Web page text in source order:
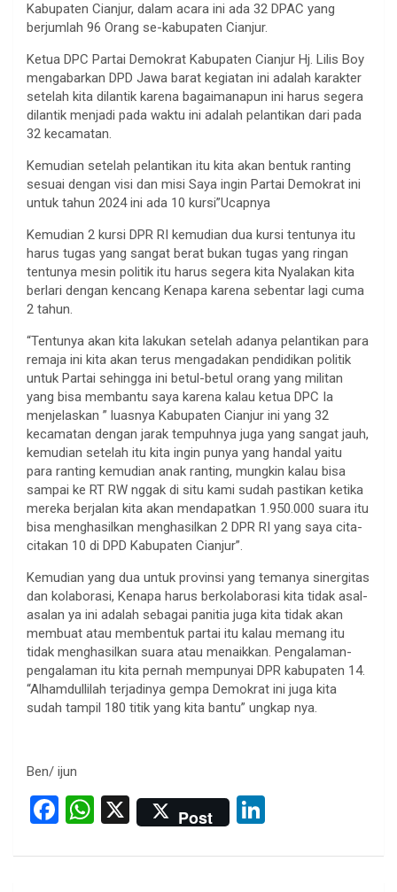
Kabupaten Cianjur, dalam acara ini ada 32 DPAC yang
berjumlah 96 Orang se-kabupaten Cianjur.
Ketua DPC Partai Demokrat Kabupaten Cianjur Hj. Lilis Boy
mengabarkan DPD Jawa barat kegiatan ini adalah karakter
setelah kita dilantik karena bagaimanapun ini harus segera
dilantik menjadi pada waktu ini adalah pelantikan dari pada
32 kecamatan.
Kemudian setelah pelantikan itu kita akan bentuk ranting
sesuai dengan visi dan misi Saya ingin Partai Demokrat ini
untuk tahun 2024 ini ada 10 kursi”Ucapnya
Kemudian 2 kursi DPR RI kemudian dua kursi tentunya itu
harus tugas yang sangat berat bukan tugas yang ringan
tentunya mesin politik itu harus segera kita Nyalakan kita
berlari dengan kencang Kenapa karena sebentar lagi cuma
2 tahun.
“Tentunya akan kita lakukan setelah adanya pelantikan para
remaja ini kita akan terus mengadakan pendidikan politik
untuk Partai sehingga ini betul-betul orang yang militan
yang bisa membantu saya karena kalau ketua DPC Ia
menjelaskan ” luasnya Kabupaten Cianjur ini yang 32
kecamatan dengan jarak tempuhnya juga yang sangat jauh,
kemudian setelah itu kita ingin punya yang handal yaitu
para ranting kemudian anak ranting, mungkin kalau bisa
sampai ke RT RW nggak di situ kami sudah pastikan ketika
mereka berjalan kita akan mendapatkan 1.950.000 suara itu
bisa menghasilkan menghasilkan 2 DPR RI yang saya cita-
citakan 10 di DPD Kabupaten Cianjur”.
Kemudian yang dua untuk provinsi yang temanya sinergitas
dan kolaborasi, Kenapa harus berkolaborasi kita tidak asal-
asalan ya ini adalah sebagai panitia juga kita tidak akan
membuat atau membentuk partai itu kalau memang itu
tidak menghasilkan suara atau menaikkan. Pengalaman-
pengalaman itu kita pernah mempunyai DPR kabupaten 14.
“Alhamdullilah terjadinya gempa Demokrat ini juga kita
sudah tampil 180 titik yang kita bantu” ungkap nya.
Ben/ ijun
F
ce
W
at
X Post
ke